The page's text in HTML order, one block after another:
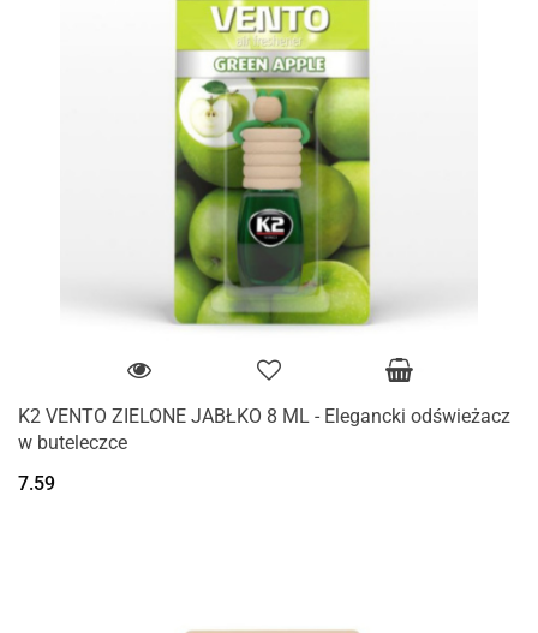
K2 VENTO ZIELONE JABŁKO 8 ML - Elegancki odświeżacz
w buteleczce
7.59